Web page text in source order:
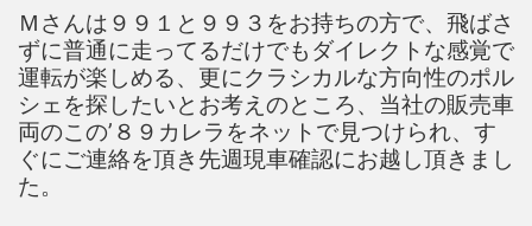
Ｍさんは９９１と９９３をお持ちの方で、飛ばさ
ずに普通に走ってるだけでもダイレクトな感覚で
運転が楽しめる、更にクラシカルな方向性のポル
シェを探したいとお考えのところ、当社の販売車
両のこの’８９カレラをネットで見つけられ、す
ぐにご連絡を頂き先週現車確認にお越し頂きまし
た。